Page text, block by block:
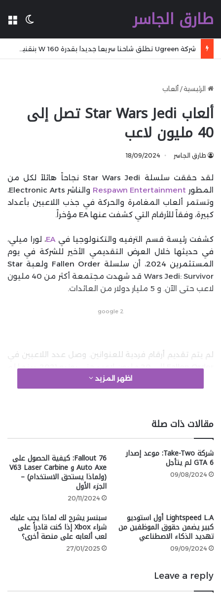
طارق الجاسر
شركة Ugreen تطلق شاحنا سريعا جديدا بقدرة 160 W بتقنية GaN مع تقنية WiFi وكابل مدمج وشاشة
الرئيسية/ ألعاب
ألعاب Star Wars Jedi تصل إلى
40 مليون لاعب
طارق الجاسر 18/09/2024
لقد حققت سلسلة Star Wars Jedi نجاحاً هائلاً لكل من
المطور Respawn Entertainment
والناشر Electronic Arts،
وتستمر ألعاب المغامرة والحركة في جذب اللاعبين بأعداد
كبيرة، وفقاً للأرقام التي كشفت عنها EA مؤخراً.
كشفت رئيسة قسم الترفيه والتكنولوجيا فيEA، لورا ميلي،
في حديثها خلال العرض التقديمي الأخير للشركة في يوم
المستثمرين 2024، أن سلسلة Fallen Order ولعبة Star
Wars Jedi: Survivor قد شهدت مجتمعة أكثر من 40 مليون
لاعب حتى الآن. و 5 مليار دولار من العائدات.
google 2
لم يتم تقديم أرقام فردية للعنوانين. وصل عدد اللاعبين في
Fallen Order إلى 20 مليون لاعب حتى يونيو 2021، بينما لم
يتم توفير أرقام اللاعبين لتكملة اللعبة حتى الآن. ولكن بعد
إطلاقها العام الماضي، أكدت EA أن مبيعاتها كانت أفضل
تحقيق أرقام متزايدة للاعبين.
أكدت EA أيضًا أن الجزء التالي والأخير في سلسلة Star Wars
Jedi قيد التطوير أيضًا.
شارك هذه الصفحة عبر
اظهر المزيد
مقالات ذات صلة
شركة Take-Two: موعد إصدار
GTA 6 لم يتأجل
09/08/2024
Fallout 76: كيفية الحصول على
Auto Axe و V63 Laser Carbine
(ولماذا يستحق الاستخدام) –
الجزء الأول
20/11/2024
Lightspeed L.A أول استوديو
كبير يضمن حقوق الموظفين من
تهديد الذكاء الاصطناعي
09/09/2024
سبنسر يشرح لك لماذا يجب عليك
شراء Xbox إذا كنت قادراً على
لعب ألعابه على منصة أخرى؟
27/01/2025
Leave a reply